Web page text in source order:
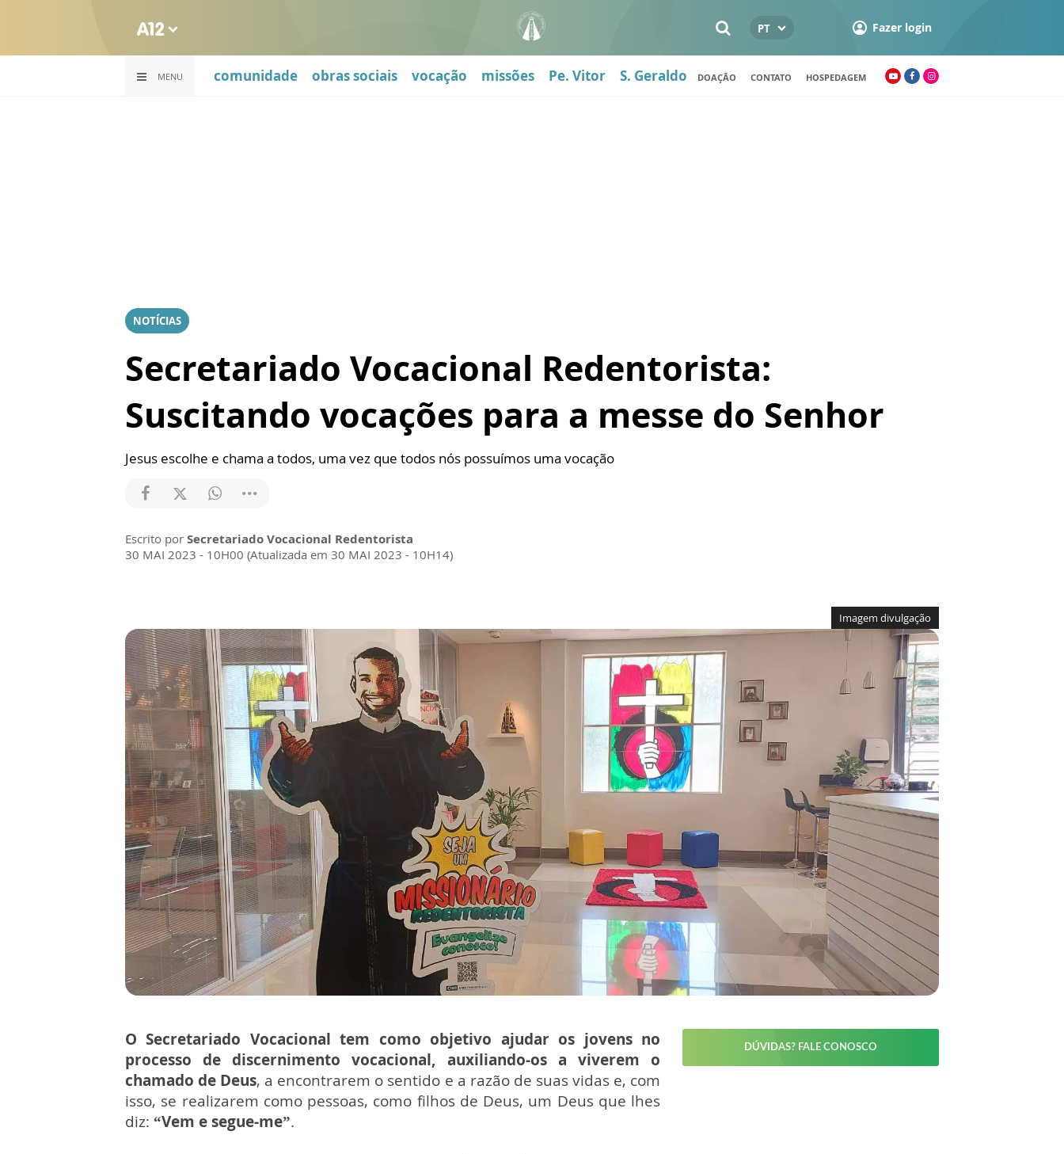
PT Fazer login
MENU comunidade obras sociais vocação missões Pe. Vitor S. Geraldo DOAÇÃO CONTATO HOSPEDAGEM
NOTÍCIAS
Secretariado Vocacional Redentorista:
Suscitando vocações para a messe do Senhor
Jesus escolhe e chama a todos, uma vez que todos nós possuímos uma vocação
Escrito por Secretariado Vocacional Redentorista
30 MAI 2023 - 10H00 (Atualizada em 30 MAI 2023 - 10H14)
Imagem divulgação
O Secretariado Vocacional tem como objetivo ajudar os jovens no
processo de discernimento vocacional, auxiliando-os a viverem o
chamado de Deus, a encontrarem o sentido e a razão de suas vidas e, com
isso, se realizarem como pessoas, como filhos de Deus, um Deus que lhes
diz: “Vem e segue-me”.
DÚVIDAS? FALE CONOSCO